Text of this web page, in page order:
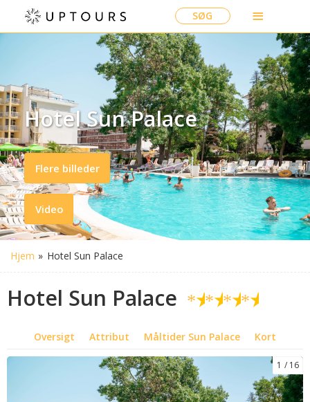
SØG
Hotel Sun Palace
Flere billeder
Video
Hjem » Hotel Sun Palace
Hotel Sun Palace ★★★★
Oversigt Attribut Måltider Sun Palace Kort
1 16